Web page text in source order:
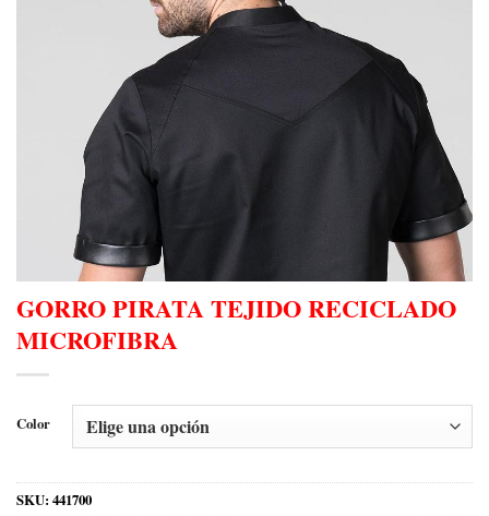
GORRO PIRATA TEJIDO RECICLADO
MICROFIBRA
Color
SKU: 441700